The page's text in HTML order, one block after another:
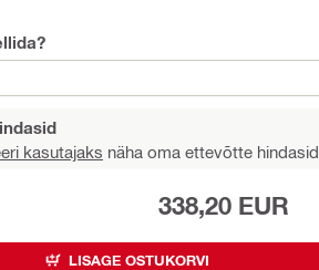
kasutajaks näha oma ettevõtte hindasid.
338,20 EUR
LISAGE OSTUKORVI